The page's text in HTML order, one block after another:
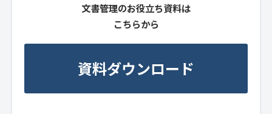
文書管理のお役立ち資料は
こちらから
資料ダウンロード